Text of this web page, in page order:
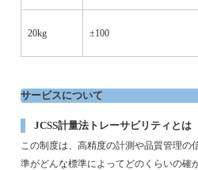
20kg ±100
サービスについて
JCSS計量法トレーサビリティとは
この制度は、高精度の計測や品質管理の
準がどんな標準によってどのくらいの確